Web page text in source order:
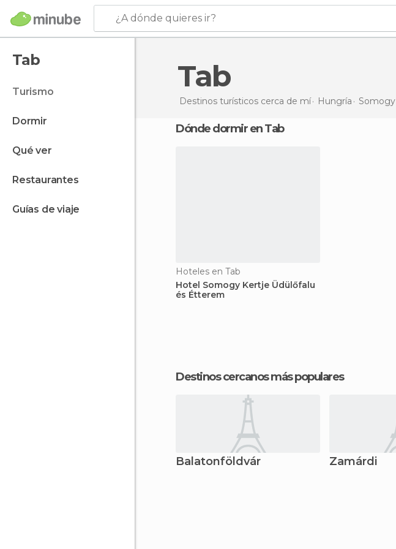
¿A dónde quieres ir?
Tab
turismo
dormir
qué ver
restaurantes
guías de viaje
Tab
Destinos turísticos cerca de mí Hungría Somogy
Dónde dormir en Tab
Hoteles en Tab
Hotel Somogy Kertje Üdülőfalu
és Étterem
Destinos cercanos más populares
Balatonföldvár Zamárdi